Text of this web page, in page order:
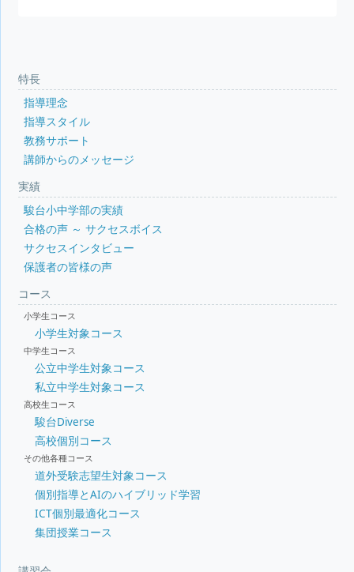
特長
指導理念
指導スタイル
教務サポート
講師からのメッセージ
実績
駿台小中学部の実績
合格の声 ～ サクセスボイス
サクセスインタビュー
保護者の皆様の声
コース
小学生コース
小学生対象コース
中学生コース
公立中学生対象コース
私立中学生対象コース
高校生コース
駿台Diverse
高校個別コース
その他各種コース
道外受験志望生対象コース
個別指導とAIのハイブリッド学習
ICT個別最適化コース
集団授業コース